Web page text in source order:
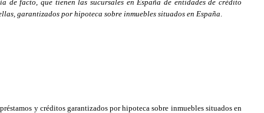
de facto, que tienen las sucursales en España de entidades de crédito
garantizados por hipoteca sobre inmuebles situados en España.
y créditos garantizados por hipoteca sobre inmuebles situados en